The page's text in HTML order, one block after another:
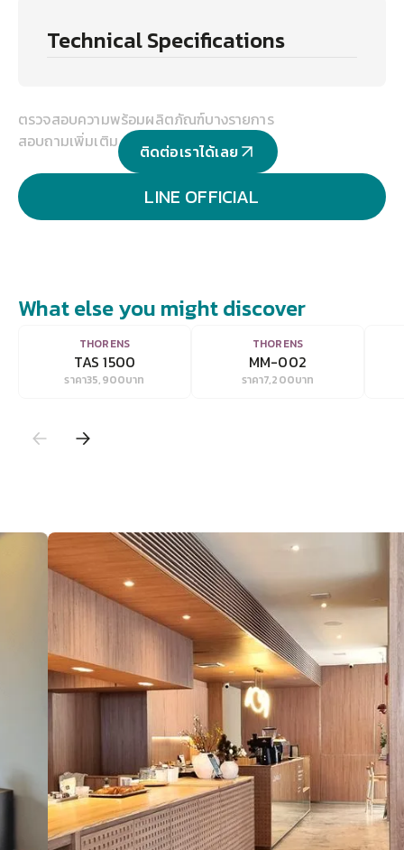
Technical Specifications
ตรวจสอบความพร้อมผลิตภัณฑ์บางรายการ
สอบถามเพิ่มเติม
ติดต่อเราได้เลย
LINE OFFICIAL
What else you might discover
VIEW
THORENS
TAS 1500
ราคา35,900บาท
VIEW
THORENS
MM-002
ราคา7,200บาท